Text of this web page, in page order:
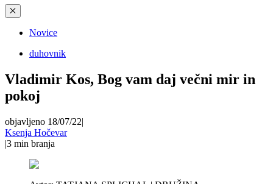
✕
Novice
duhovnik
Vladimir Kos, Bog vam daj večni mir in
pokoj
objavljeno 18/07/22|
Ksenja Hočevar
|3 min branja